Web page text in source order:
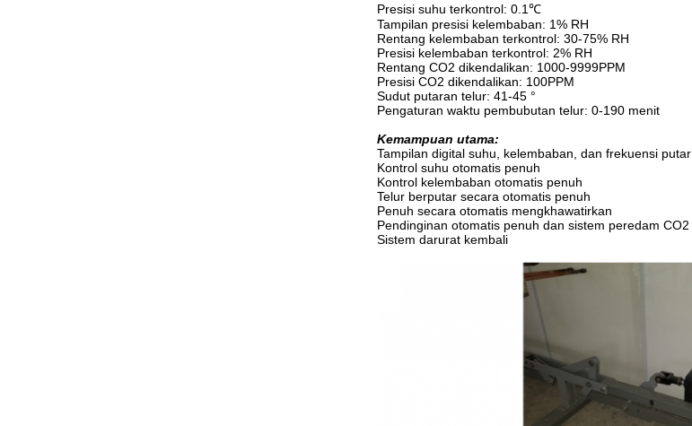
Presisi suhu terkontrol: 0.1℃
Tampilan presisi kelembaban: 1% RH
Rentang kelembaban terkontrol: 30-75% RH
Presisi kelembaban terkontrol: 2% RH
Rentang CO2 dikendalikan: 1000-9999PPM
Presisi CO2 dikendalikan: 100PPM
Sudut putaran telur: 41-45 °
Pengaturan waktu pembubutan telur: 0-190 menit
Kemampuan utama:
Tampilan digital suhu, kelembaban, dan frekuensi putar
Kontrol suhu otomatis penuh
Kontrol kelembaban otomatis penuh
Telur berputar secara otomatis penuh
Penuh secara otomatis mengkhawatirkan
Pendinginan otomatis penuh dan sistem peredam CO2
Sistem darurat kembali